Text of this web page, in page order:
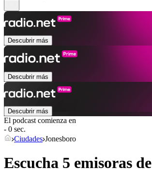
Descubrir más
Descubrir más
Descubrir más
El podcast comienza en
- 0 sec.
Ciudades Jonesboro
Escucha 5 emisoras de